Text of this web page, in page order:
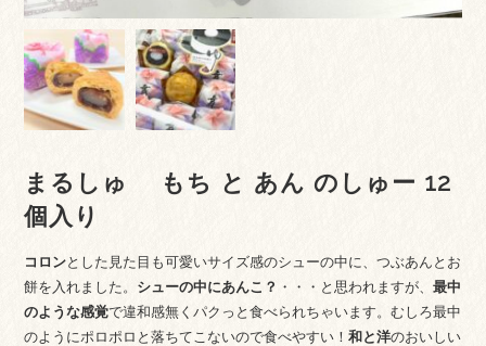
まるしゅ もち と あん のしゅー 12
個入り
コロンとした見た目も可愛いサイズ感のシューの中に、つぶあんとお
餅を入れました。 シューの中にあんこ？ ・・・と思われますが、最中
のような感覚で違和感無くパクっと食べられちゃいます。むしろ最中
のようにポロポロと落ちてこないので食べやすい！和と洋のおいしい